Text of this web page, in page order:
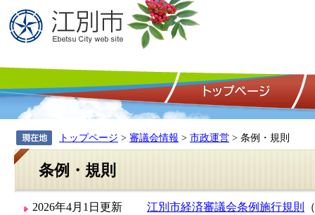
トップページ > 審議会情報 > 市政運営 > 条例・規則
条例・規則
2026年4月1日更新 江別市経済審議会条例施行規則